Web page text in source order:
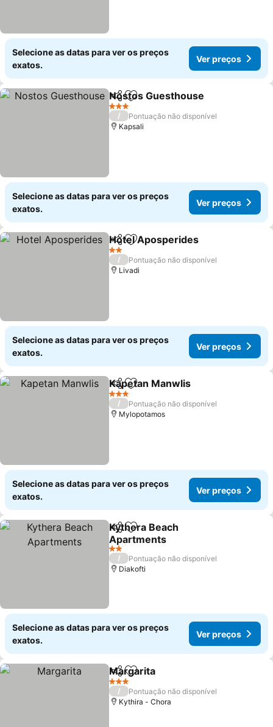
Selecione as datas para ver os preços
exatos.
Ver preços
PartilharAdicionar aos favoritos
Nostos Guesthouse
3 Estrelas
/
Pontuação não disponível
Kapsali
Selecione as datas para ver os preços
exatos.
Ver preços
PartilharAdicionar aos favoritos
Hotel Αposperides
2 Estrelas
/
Pontuação não disponível
Livadi
Selecione as datas para ver os preços
exatos.
Ver preços
PartilharAdicionar aos favoritos
Kapetan Manwlis
3 Estrelas
/
Pontuação não disponível
Mylopotamos
Selecione as datas para ver os preços
exatos.
Ver preços
PartilharAdicionar aos favoritos
Kythera Beach
Apartments
2 Estrelas
/
Pontuação não disponível
Diakofti
Selecione as datas para ver os preços
exatos.
Ver preços
PartilharAdicionar aos favoritos
Margarita
3 Estrelas
/
Pontuação não disponível
Kythira - Chora